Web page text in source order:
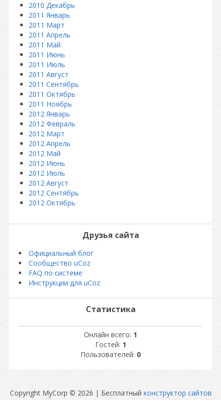
2010 Декабрь
2011 Январь
2011 Март
2011 Апрель
2011 Май
2011 Июнь
2011 Июль
2011 Август
2011 Сентябрь
2011 Октябрь
2011 Ноябрь
2012 Январь
2012 Февраль
2012 Март
2012 Апрель
2012 Май
2012 Июнь
2012 Июль
2012 Август
2012 Сентябрь
2012 Октябрь
Друзья сайта
Официальный блог
Сообщество uCoz
FAQ по системе
Инструкции для uCoz
Статистика
Онлайн всего: 1
Гостей: 1
Пользователей: 0
Copyright MyCorp © 2026 | Бесплатный конструктор сайтов